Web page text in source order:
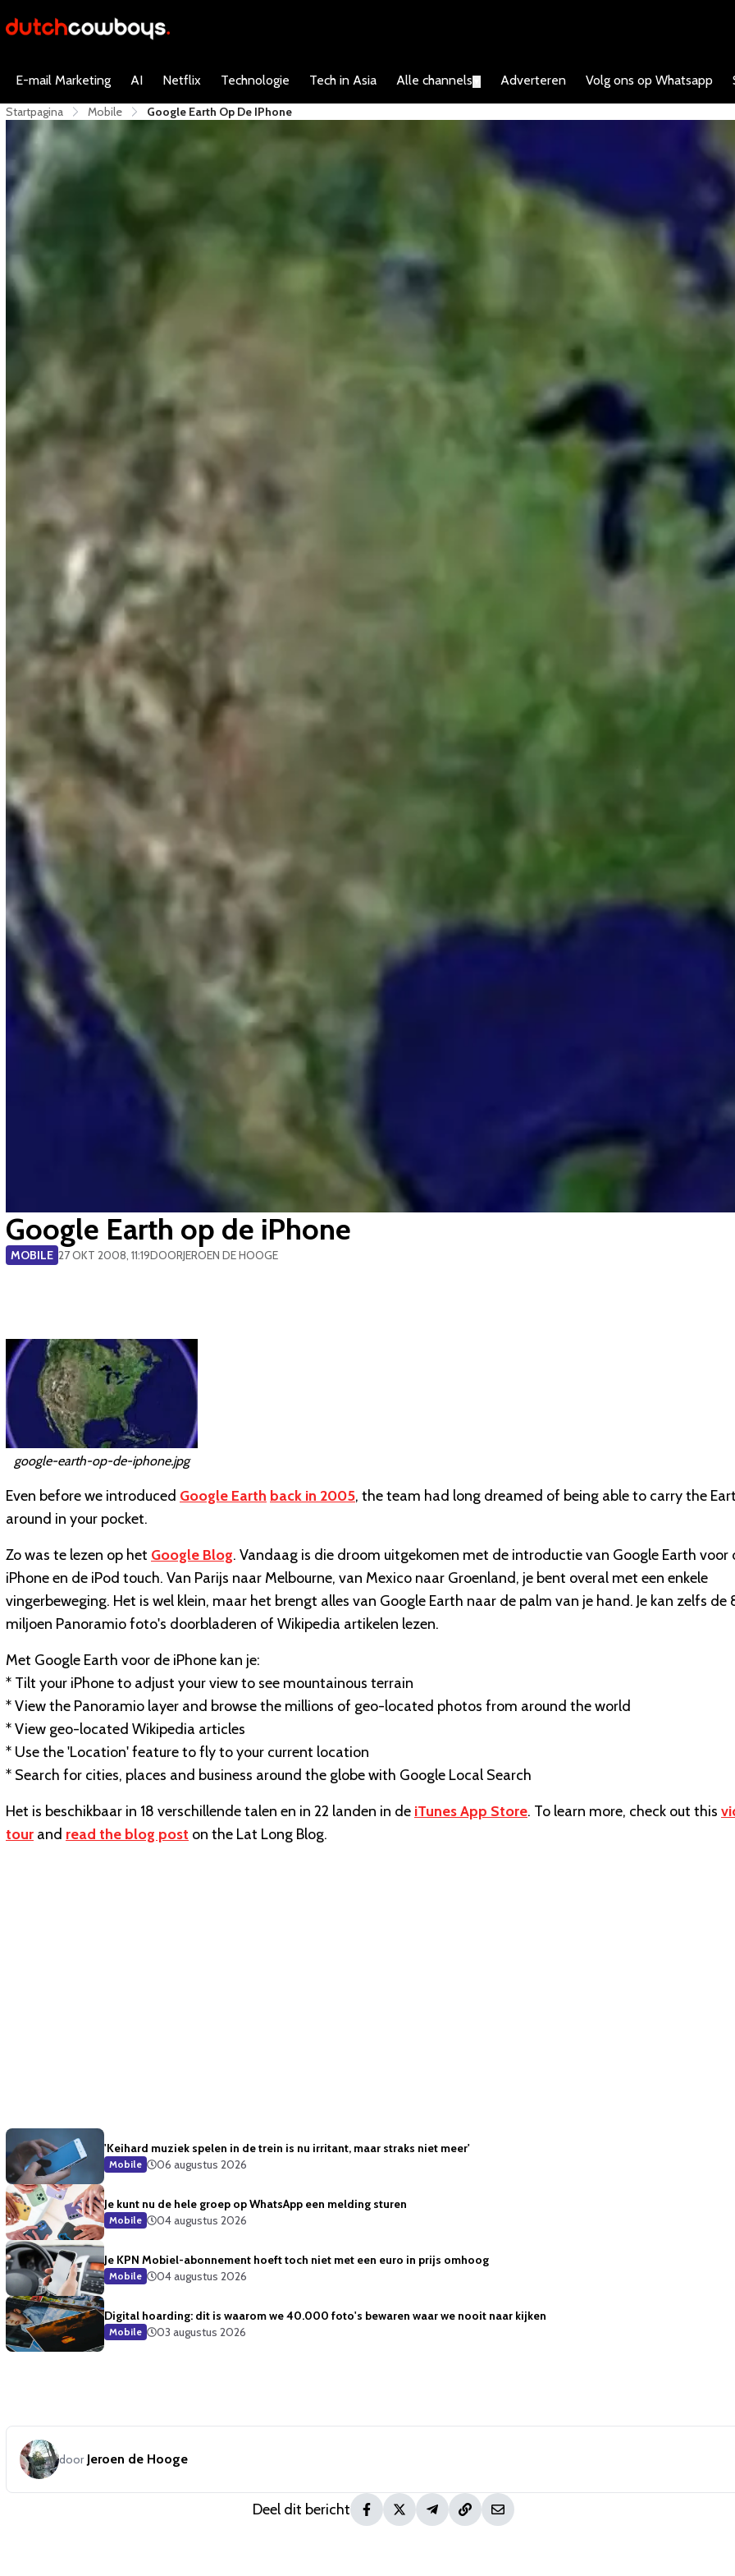
E-mail Marketing AI Netflix Technologie Tech in Asia Alle channels Adverteren Volg ons op Whatsapp
Startpagina Mobile Google Earth Op De IPhone
Google Earth op de iPhone
MOBILE 27 OKT 2008, 11:19DOORJEROEN DE HOOGE
google-earth-op-de-iphone.jpg
Even before we introduced Google Earth back in 2005, the team had long dreamed of being able to carry the
around in your pocket.
Zo was te lezen op het Google Blog. Vandaag is die droom uitgekomen met de introductie van Google Earth voor
iPhone en de iPod touch. Van Parijs naar Melbourne, van Mexico naar Groenland, je bent overal met een enkele
vingerbeweging. Het is wel klein, maar het brengt alles van Google Earth naar de palm van je hand. Je kan zelfs de
miljoen Panoramio foto's doorbladeren of Wikipedia artikelen lezen.
Met Google Earth voor de iPhone kan je:
* Tilt your iPhone to adjust your view to see mountainous terrain
* View the Panoramio layer and browse the millions of geo-located photos from around the world
* View geo-located Wikipedia articles
* Use the 'Location' feature to fly to your current location
* Search for cities, places and business around the globe with Google Local Search
Het is beschikbaar in 18 verschillende talen en in 22 landen in de iTunes App Store. To learn more, check out this
tour and read the blog post on the Lat Long Blog.
'Keihard muziek spelen in de trein is nu irritant, maar straks niet meer'
Mobile 06 augustus 2026
Je kunt nu de hele groep op WhatsApp een melding sturen
Mobile 04 augustus 2026
Je KPN Mobiel-abonnement hoeft toch niet met een euro in prijs omhoog
Mobile 04 augustus 2026
Digital hoarding: dit is waarom we 40.000 foto's bewaren waar we nooit naar kijken
Mobile 03 augustus 2026
door Jeroen de Hooge
Deel dit bericht